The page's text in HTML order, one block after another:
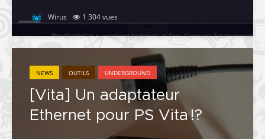
Wirus 1 304 vues
NEWS OUTILS UNDERGROUND
[Vita] Un adaptateur
Ethernet pour PS Vita !?